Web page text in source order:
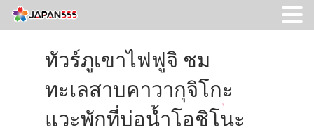
ทัวร์ภูเขาไฟฟูจิ ชม
ทะเลสาบคาวากุจิโกะ
แวะพักที่บ่อน้ำโอชิโนะ